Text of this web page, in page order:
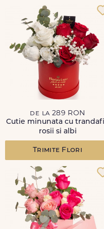
de la 289 RON
Cutie minunata cu
rosii si albi
Trimite Flori